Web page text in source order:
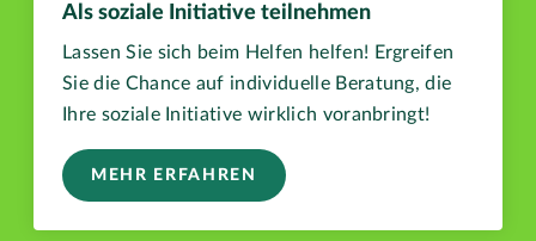
Als soziale Initiative teilnehmen
Lassen Sie sich beim Helfen helfen! Ergreifen
Sie die Chance auf individuelle Beratung, die
Ihre soziale Initiative wirklich voranbringt!
MEHR ERFAHREN